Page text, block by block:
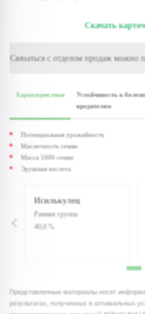
Скачать
Связаться с отделом продаж можно
Характеристики
Устойчивость к
вредителям
Потенциальная урожайность
Масличность семян
Масса 1000 семян
Эруковая кислота
Исилькулец
Ранняя группа
40,0 %
Представленные материалы носят
результатах, полученных в оптимальных